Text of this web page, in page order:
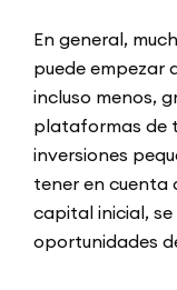
En general,
puede empezar
incluso menos,
plataformas de
inversiones
tener en cuenta
capital inicial,
oportunidades